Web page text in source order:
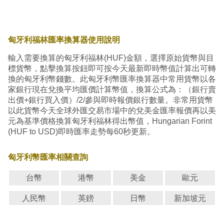
匈牙利福林匯率換算器使用說明
輸入需要換算的匈牙利福林(HUF)金額，選擇原始貨幣與目
標貨幣，點擊換算按鈕即可按今天最新即時幣值計算出可轉
換的匈牙利幣錢數。此匈牙利幣匯率換算器中常用貨幣以各
家銀行現在兌換平均匯價計算幣值，換算公式為：（銀行賣
出價+銀行買入價）/2/參與即時報價銀行數量。非常用貨幣
以此貨幣今天全球外匯交易市場中的兌美金匯率報價再以美
元為基準價格換算匈牙利福林得出幣值，Hungarian Forint
(HUF to USD)即時匯率走勢每60秒更新。
匈牙利幣匯率相關查詢
台幣 港幣 美金 歐元
人民幣 英鎊 日幣 新加坡元